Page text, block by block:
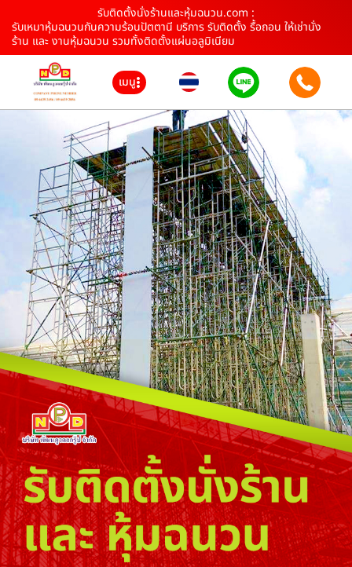
รับติดตั้งนั่งร้านและหุ้มฉนวน.com :
รับเหมาหุ้มฉนวนกันความร้อนปัตตานี บริการ รับติดตั้ง รื้อถอน ให้เช่านั่ง
ร้าน และ งานหุ้มฉนวน รวมทั้งติดตั้งแผ่นอลูมิเนียม
เมนู